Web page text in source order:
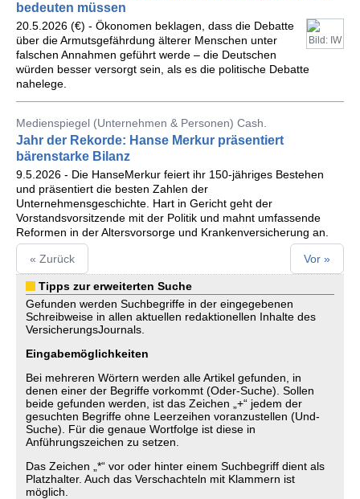
bedeuten müssen
Bild: IW
20.5.2026 (€) - Ökonomen beklagen, dass die Debatte
über die Armutsgefährdung älterer Menschen unter
falschen Annahmen geführt werde – die Deutschen
würden besser versorgt sein, als es die politische Debatte
nahelege.
Medienspiegel (Unternehmen & Personen) Cash.
Jahr der Rekorde: Hanse Merkur präsentiert
bärenstarke Bilanz
9.5.2026 - Die HanseMerkur feiert ihr 150-jähriges Bestehen
und präsentiert die besten Zahlen der
Unternehmensgeschichte. Hart in Gericht geht der
Vorstandsvorsitzende mit der Politik und mahnt umfassende
Reformen in der Altersvorsorge und Krankenversicherung an.
« Zurück Vor »
Tipps zur erweiterten Suche
Gefunden werden Suchbegriffe in der eingegebenen
Schreibweise in allen aktuellen redaktionellen Inhalte des
VersicherungsJournals.
Eingabemöglichkeiten
Bei mehreren Wörtern werden alle Artikel gefunden, in
denen einer der Begriffe vorkommt (Oder-Suche). Sollen
beide gefunden werden, ist das Zeichen „+“ jedem der
gesuchten Begriffe ohne Leerzeihen voranzustellen (Und-
Suche). Für die genaue Wortfolge ist diese in
Anführungszeichen zu setzen.
Das Zeichen „*“ vor oder hinter einem Suchbegriff dient als
Platzhalter. Auch das Verschachteln mit Klammern ist
möglich.